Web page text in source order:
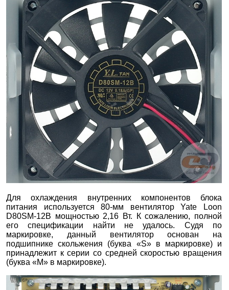
Для охлаждения внутренних компонентов блока
питания используется 80-мм вентилятор Yate Loon
D80SM-12B мощностью 2,16 Вт. К сожалению, полной
его спецификации найти не удалось. Судя по
маркировке, данный вентилятор основан на
подшипнике скольжения (буква «S» в маркировке) и
принадлежит к серии со средней скоростью вращения
(буква «M» в маркировке).